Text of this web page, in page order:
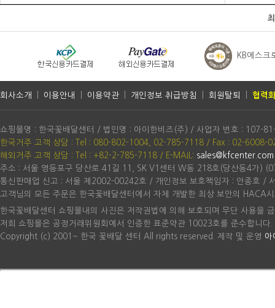
KB에스크
회사소개 이용안내 이용약관 개인정보 취급방침 회원탈퇴 협력
쇼핑몰명 : 한국꽃배달센터 / 법인명 : 아이한비즈(주) / 사업자 번호 : 107-
한국거주 고객 상담 : Tel : 080-802-1004, 02-785-7118 / Fax : 02-6008-
해외거주 고객 상담 : Tel : +82-2-785-7118 / E-MAIL: sales@kfcenter.com
주소 : 서울 영등포구 당산로 41길 11, SK V1센터 W동 218호(당산동4가)
통신판매업 신고 : 서울 제2002-00242호 / 개인정보 보호책임자 : 안종호 /
고객님의 모든 주문은 한국꽃배달센터에서 자체 개발한 최상 보안의 HACA
한국꽃배달센터 쇼핑몰내의 사진은 저작권법에 의해 보호되며 무단 사용을
저희 쇼핑몰은 공정거래위원회에서 인증한 표준약관 10023호를 준수합니다.
Copyright (c) 2001~ 한국 꽃배달 센터 All rights reserved. 제작 및 운영 아